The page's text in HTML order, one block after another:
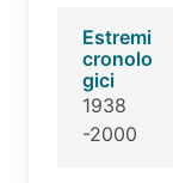
Estremi
cronolo
gici
1938
-2000